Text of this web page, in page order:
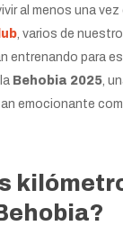
al menos una vez
, varios de
entrenando para
Behobia 2025,
emocionante